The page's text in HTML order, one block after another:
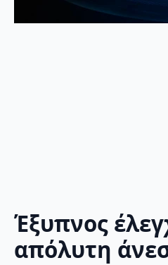
Έξυπνος
απόλυτη